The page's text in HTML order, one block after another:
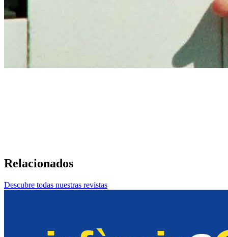
Relacionados
Descubre todas nuestras revistas